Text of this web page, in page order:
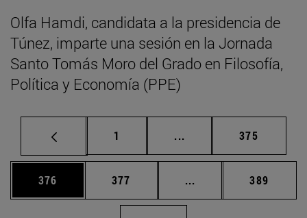
Olfa Hamdi, candidata a la presidencia de
Túnez, imparte una sesión en la Jornada
Santo Tomás Moro del Grado en Filosofía,
Política y Economía (PPE)
Página
1 ... Páginas intermedias
Página
375
Página
376 Página
377 ... Páginas intermedias
Página
389